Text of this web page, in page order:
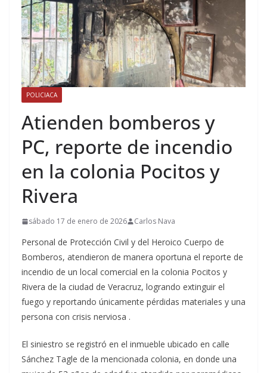
POLICIACA
Atienden bomberos y
PC, reporte de incendio
en la colonia Pocitos y
Rivera
sábado 17 de enero de 2026 Carlos Nava
Personal de Protección Civil y del Heroico Cuerpo de
Bomberos, atendieron de manera oportuna el reporte de
incendio de un local comercial en la colonia Pocitos y
Rivera de la ciudad de Veracruz, logrando extinguir el
fuego y reportando únicamente pérdidas materiales y una
persona con crisis nerviosa .
El siniestro se registró en el inmueble ubicado en calle
Sánchez Tagle de la mencionada colonia, en donde una